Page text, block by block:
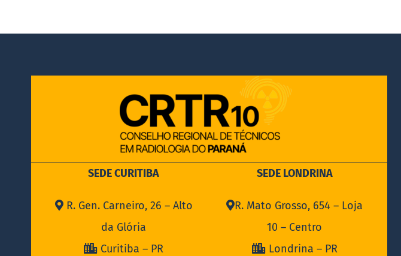
SEDE CURITIBA
R. Gen. Carneiro, 26 – Alto
da Glória
Curitiba – PR
SEDE LONDRINA
R. Mato Grosso, 654 – Loja
10 – Centro
Londrina – PR